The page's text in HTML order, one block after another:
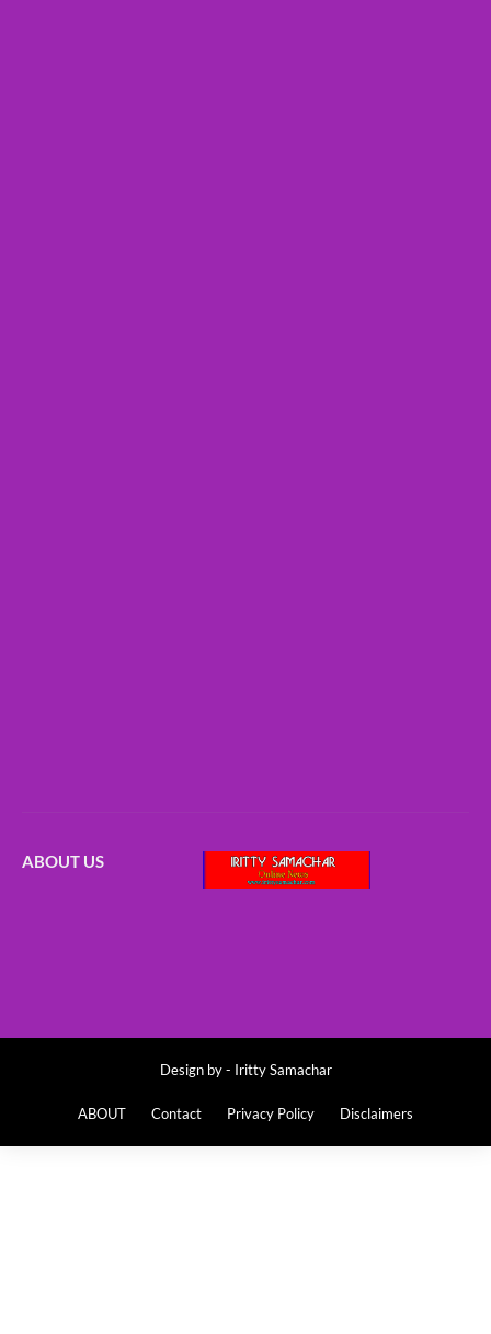
ABOUT US
Design by - Iritty Samachar
ABOUT Contact Privacy Policy Disclaimers